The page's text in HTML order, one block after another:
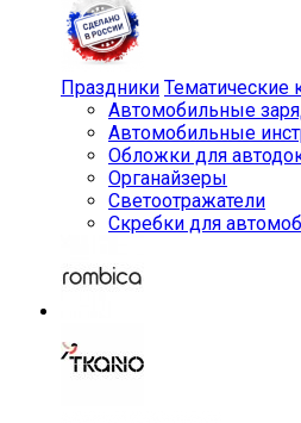
Праздники Тематические
Автомобильные
Автомобильные
Обложки для
Органайзеры
Светоотражатели
Скребки для